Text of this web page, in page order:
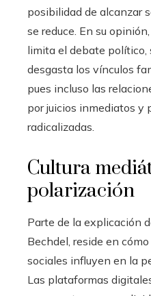
posibilidad de alcanzar
se reduce. En su
limita el debate político,
desgasta los vínculos
pues incluso las
por juicios inmediatos y
radicalizadas.
Cultura
polarización
Parte de la explicación
Bechdel, reside en
sociales influyen en la
Las plataformas